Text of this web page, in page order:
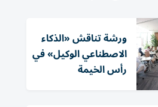
ورشة تناقش «الذكاء
الاصطناعي الوكيل» في
رأس الخيمة